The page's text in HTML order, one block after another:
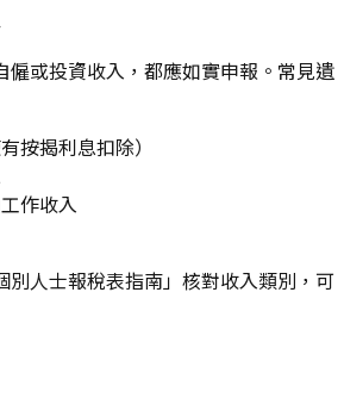
僱或投資收入，都應如實申報。常見遺
按揭利息扣除）
作收入
別人士報稅表指南」核對收入類別，可